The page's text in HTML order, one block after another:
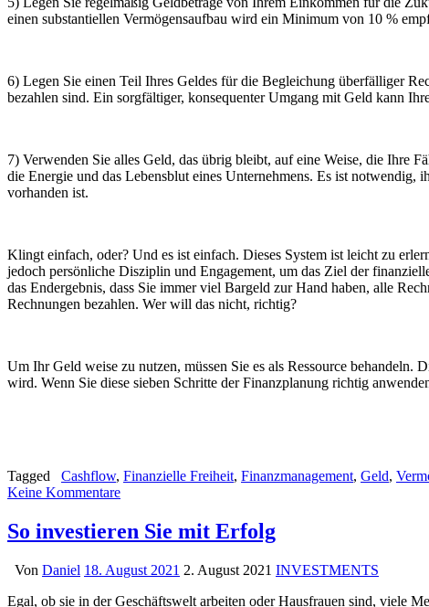
einen substantiellen Vermögensaufbau wird ein Minimum von 10 %
6) Legen Sie einen Teil Ihres Geldes für die Begleichung überfälliger
bezahlen sind. Ein sorgfältiger, konsequenter Umgang mit Geld kann
7) Verwenden Sie alles Geld, das übrig bleibt, auf eine Weise, die Ihre
die Energie und das Lebensblut eines Unternehmens. Es ist
vorhanden ist.
Klingt einfach, oder? Und es ist einfach. Dieses System ist leicht zu
jedoch persönliche Disziplin und Engagement, um das Ziel der
das Endergebnis, dass Sie immer viel Bargeld zur Hand haben, alle
Rechnungen bezahlen. Wer will das nicht, richtig?
Um Ihr Geld weise zu nutzen, müssen Sie es als Ressource
wird. Wenn Sie diese sieben Schritte der Finanzplanung richtig
Tagged Cashflow, Finanzielle Freiheit, Finanzmanagement, Geld,
Keine Kommentare
So investieren Sie mit Erfolg
Von Daniel 18. August 2021 2. August 2021 INVESTMENTS
Egal, ob sie in der Geschäftswelt arbeiten oder Hausfrauen sind, viele